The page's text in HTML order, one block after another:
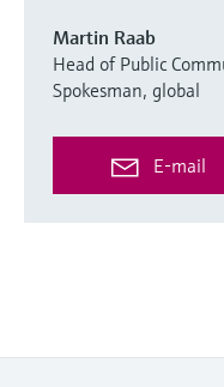
Martin Raab
Head of Public
Spokesman, global
E-mail